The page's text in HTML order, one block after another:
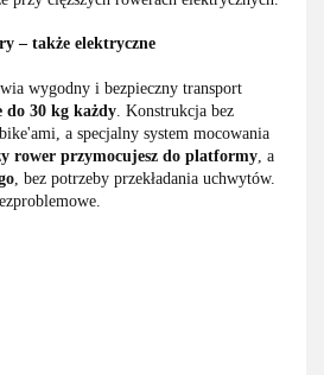
– także elektryczne
wygodny i bezpieczny transport
do 30 kg każdy. Konstrukcja bez
a specjalny system mocowania
rower przymocujesz do platformy, a
, bez potrzeby przekładania uchwytów.